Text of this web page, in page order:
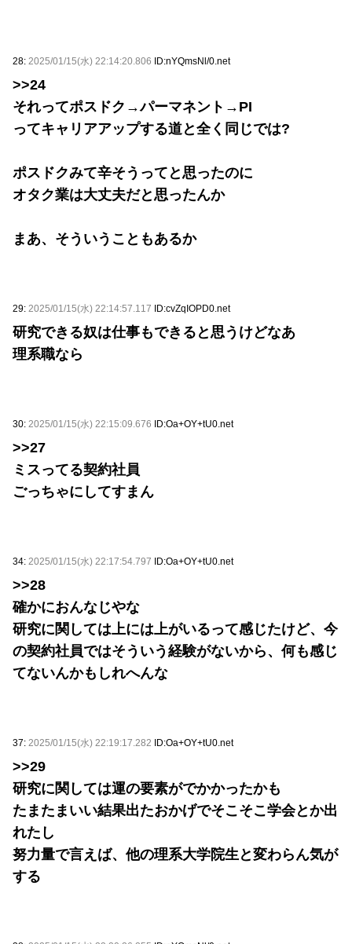
28: 2025/01/15(水) 22:14:20.806 ID:nYQmsNl/0.net
>>24
それってポスドク→パーマネント→PI
ってキャリアアップする道と全く同じでは?
ポスドクみて辛そうってと思ったのに
オタク業は大丈夫だと思ったんか
まあ、そういうこともあるか
29: 2025/01/15(水) 22:14:57.117 ID:cvZqIOPD0.net
研究できる奴は仕事もできると思うけどなあ
理系職なら
30: 2025/01/15(水) 22:15:09.676 ID:Oa+OY+tU0.net
>>27
ミスってる契約社員
ごっちゃにしてすまん
34: 2025/01/15(水) 22:17:54.797 ID:Oa+OY+tU0.net
>>28
確かにおんなじやな
研究に関しては上には上がいるって感じたけど、今
の契約社員ではそういう経験がないから、何も感じ
てないんかもしれへんな
37: 2025/01/15(水) 22:19:17.282 ID:Oa+OY+tU0.net
>>29
研究に関しては運の要素がでかかったかも
たまたまいい結果出たおかげでそこそこ学会とか出
れたし
努力量で言えば、他の理系大学院生と変わらん気が
する